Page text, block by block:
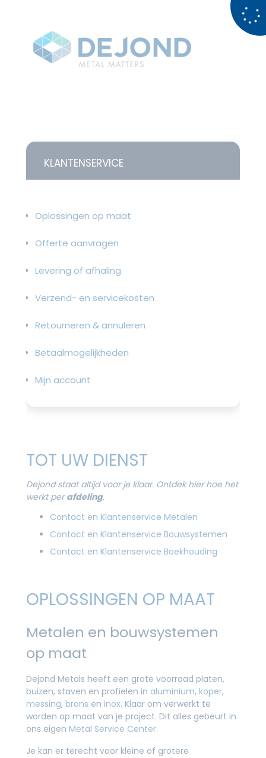
KLANTENSERVICE
Oplossingen op maat
Offerte aanvragen
Levering of afhaling
Verzend- en servicekosten
Retourneren & annuleren
Betaalmogelijkheden
Mijn account
TOT UW DIENST
Dejond staat altijd voor je klaar. Ontdek hier hoe het
werkt perafdeling.
Contact en Klantenservice Metalen
Contact en Klantenservice Bouwsystemen
Contact en Klantenservice Boekhouding
OPLOSSINGEN OP MAAT
Metalen en bouwsystemen
op maat
Dejond Metals heeft een grote voorraad platen,
buizen, staven en profielen in aluminium, koper,
messing, brons en inox. Klaar om verwerkt te
worden op maat van je project. Dit alles gebeurt in
ons eigen Metal Service Center.
Je kan er terecht voor kleine of grotere